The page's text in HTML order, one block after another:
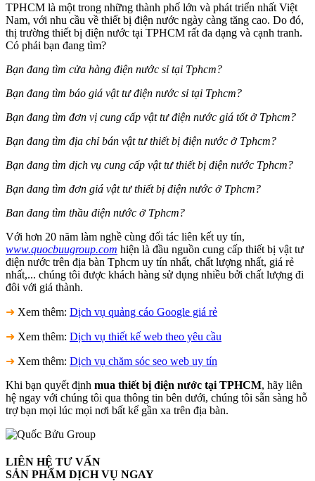
TPHCM là một trong những thành phố lớn và phát triển nhất Việt
Nam, với nhu cầu về thiết bị điện nước ngày càng tăng cao. Do đó,
thị trường thiết bị điện nước tại TPHCM rất đa dạng và cạnh tranh.
Có phải bạn đang tìm?
Bạn đang tìm cửa hàng điện nước sỉ tại Tphcm?
Bạn đang tìm báo giá vật tư điện nước sỉ tại Tphcm?
Bạn đang tìm đơn vị cung cấp vật tư điện nước giá tốt ở Tphcm?
Bạn đang tìm địa chỉ bán vật tư thiết bị điện nước ở Tphcm?
Bạn đang tìm dịch vụ cung cấp vật tư thiết bị điện nước Tphcm?
Bạn đang tìm đơn giá vật tư thiết bị điện nước ở Tphcm?
Ban đang tìm thầu điện nước ở Tphcm?
Với hơn 20 năm làm nghề cùng đối tác liên kết uy tín,
www.quocbuugroup.com hiện là đầu nguồn cung cấp thiết bị vật tư
điện nước trên địa bàn Tphcm uy tín nhất, chất lượng nhất, giá rẻ
nhất,... chúng tôi được khách hàng sử dụng nhiều bởi chất lượng đi
đôi với giá thành.
➜ Xem thêm: Dịch vụ quảng cáo Google giá rẻ
➜ Xem thêm: Dịch vụ thiết kế web theo yêu cầu
➜ Xem thêm: Dịch vụ chăm sóc seo web uy tín
Khi bạn quyết định mua thiết bị điện nước tại TPHCM, hãy liên
hệ ngay với chúng tôi qua thông tin bên dưới, chúng tôi sẵn sàng hỗ
trợ bạn mọi lúc mọi nơi bất kể gần xa trên địa bàn.
LIÊN HỆ TƯ VẤN
SẢN PHẨM DỊCH VỤ NGAY